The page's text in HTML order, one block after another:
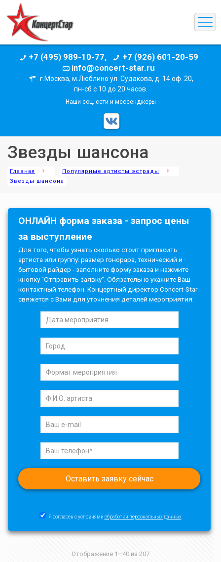
+7 (495) 989-10-77,
+7 (926) 601-20-59
info@concert-star.ru
г.Москва, м.Люблино ул. Судакова, д. 14 оф. 20,
пн-сб с 10 до 20 часов.
Наши соц. сети и мессенджеры
Звезды шансона
Главная
Популярные артисты эстрады
Звезды шансона
ОНЛАЙН форма заказа - запрос цены
за выступление
Для того, чтобы узнать сколько стоит пригласить
артиста или группу: размер гонорара, технический и
бытовой райдер - заполните форму заказа и нажмите
кнопку "Отправить заявку". Обязательно укажите Ваш
контактный телефон. Концертный директор Concert-Star
свяжется с Вами для уточнения деталей мероприятия:
Я согласен с условиями обработки персональных данных
Отображение 1–40 из 207